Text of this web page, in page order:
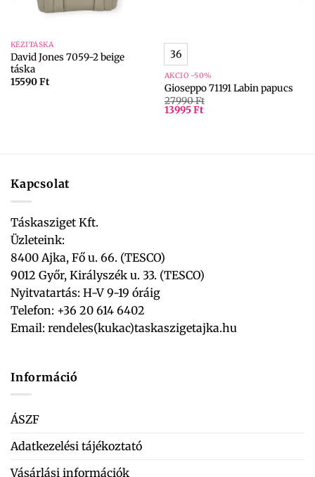
KÉZITÁSKA
David Jones 7059-2 beige
táska
15590Ft
36
AKCIÓ -50%
Gioseppo 71191 Labin papucs
27990Ft
13995Ft
Kapcsolat
Táskasziget Kft.
Üzleteink:
8400 Ajka, Fő u. 66. (TESCO)
9012 Győr, Királyszék u. 33. (TESCO)
Nyitvatartás: H-V 9-19 óráig
Telefon: +36 20 614 6402
Email: rendeles(kukac)taskaszigetajka.hu
Információ
ÁSZF
Adatkezelési tájékoztató
Vásárlási információk